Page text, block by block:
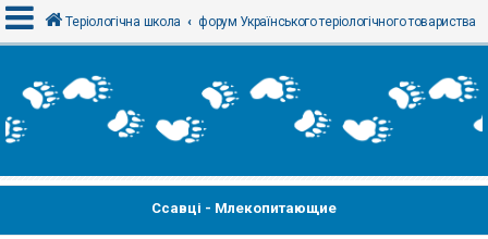
х
і
Теріологічна школа форум Українського теріологічного товариства
Ссавці - Млекопитающие